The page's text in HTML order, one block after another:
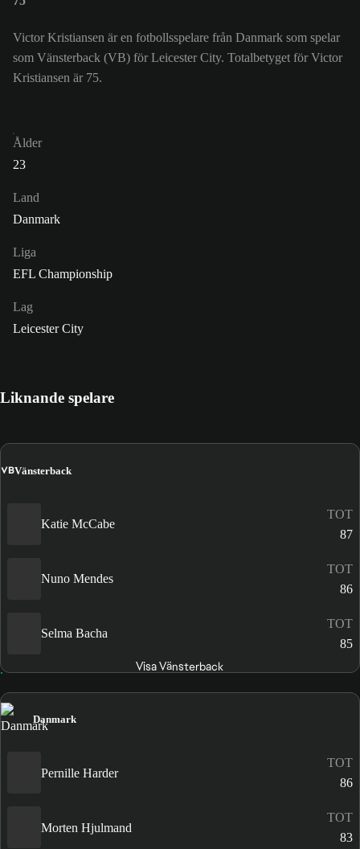
Victor Kristiansen är en fotbollsspelare från Danmark som spelar
som Vänsterback (VB) för Leicester City. Totalbetyget för Victor
Kristiansen är 75.
Ålder
23
Land
Danmark
Liga
EFL Championship
Lag
Leicester City
Liknande spelare
VBVänsterback
Katie McCabe
TOT
87
Nuno Mendes
TOT
86
Selma Bacha
TOT
85
Visa Vänsterback
Danmark
Pernille Harder
TOT
86
Morten Hjulmand
TOT
83